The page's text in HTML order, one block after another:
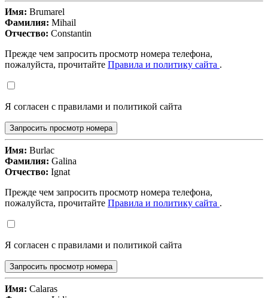
Имя: Brumarel
Фамилия: Mihail
Отчество: Constantin
Прежде чем запросить просмотр номера телефона,
пожалуйста, прочитайте Правила и политику сайта .
Я согласен с правилами и политикой сайта
Запросить просмотр номера
Имя: Burlac
Фамилия: Galina
Отчество: Ignat
Прежде чем запросить просмотр номера телефона,
пожалуйста, прочитайте Правила и политику сайта .
Я согласен с правилами и политикой сайта
Запросить просмотр номера
Имя: Calaras